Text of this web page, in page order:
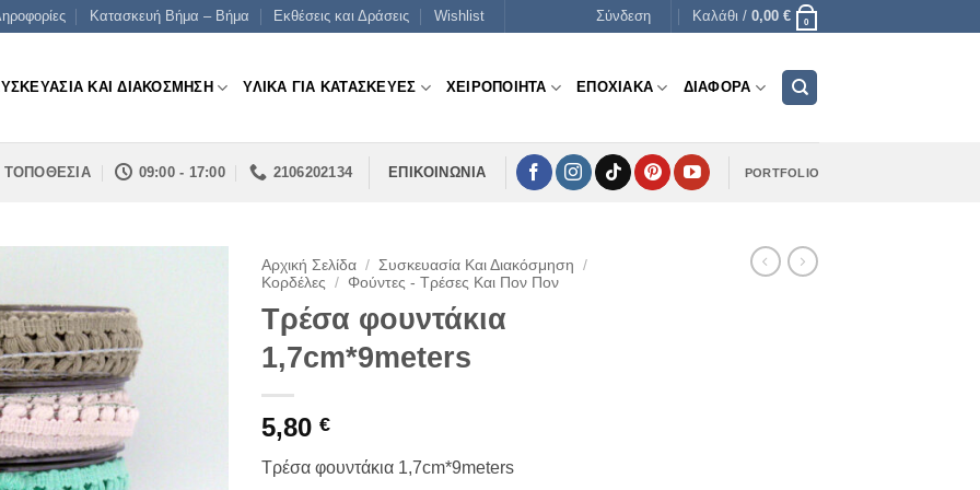
Κατασκευή Βήμα – Βήμα Εκθέσεις και Δράσεις Wishlist Σύνδεση Καλάθι / 0,00 € 0
ΚΑΙ ΔΙΑΚΟΣΜΗΣΗ ΥΛΙΚΑ ΓΙΑ ΚΑΤΑΣΚΕΥΕΣ ΧΕΙΡΟΠΟΙΗΤΑ ΕΠΟΧΙΑΚΑ ΔΙΑΦΟΡΑ
ΤΟΠΟΘΕΣΙΑ 09:00 - 17:00 2106202134 ΕΠΙΚΟΙΝΩΝΙΑ PORTFOLIO
Αρχική Σελίδα / Συσκευασία Και Διακόσμηση
/
Κορδέλες
/ Φούντες - Τρέσες Και Πον Πον
Τρέσα φουντάκια
1,7cm*9meters
5,80 €
Τρέσα φουντάκια 1,7cm*9meters